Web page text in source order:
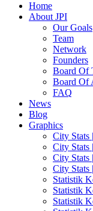
Home
About JPI
Our Goals
Team
Network
Founders
Board Of
Board Of
FAQ
News
Blog
Graphics
City Stats
City Stats
City Stats
City Stats
Statistik
Statistik
Statistik